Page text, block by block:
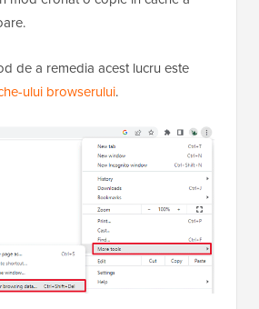
de a remedia acest lucru este
ului browserului.